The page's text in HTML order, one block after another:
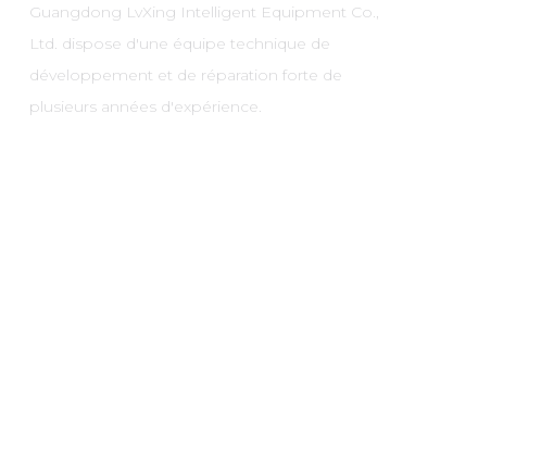
Guangdong LvXing Intelligent Equipment Co.,
Ltd. dispose d'une équipe technique de
développement et de réparation forte de
plusieurs années d'expérience.